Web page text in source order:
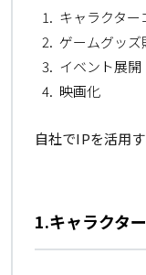
キャラクター
ゲームグッズ
イベント展開
映画化
自社でIPを活用
1.キャラクタ